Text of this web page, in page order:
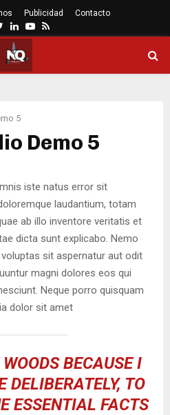
Publicidad Contacto
Twitter
LinkedinYoutube
Rss
5
Demo 5
iste natus error sit
laudantium, totam
ab illo inventore veritatis et
dicta sunt explicabo. Nemo
sit aspernatur aut odit
magni dolores eos qui
Neque porro quisquam
dolor sit amet
BECAUSE I
DELIBERATELY, TO
ESSENTIAL FACTS